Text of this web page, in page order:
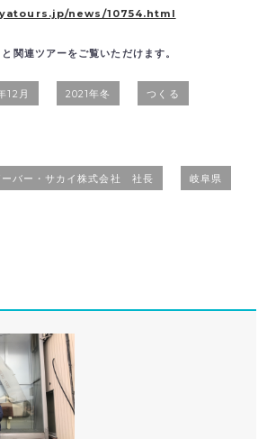
news/10754.html
関連ツアーをご覧いただけます。
12月 2021年冬 つくる
バー・サカイ株式会社 社長 岐阜県